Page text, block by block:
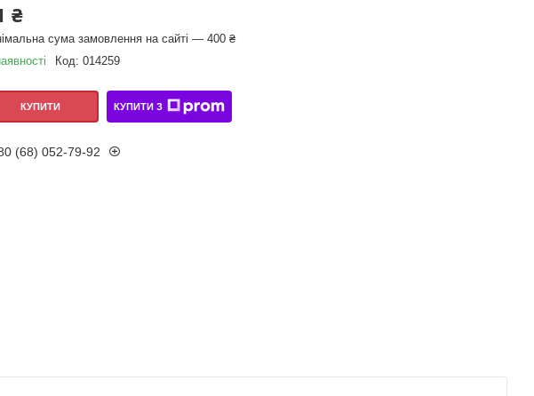
₴
сума замовлення на сайті — 400 ₴
Код: 014259
КУПИТИ КУПИТИ З
(68) 052-79-92